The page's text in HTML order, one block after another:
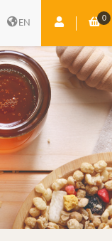
EN 會員中心0
購